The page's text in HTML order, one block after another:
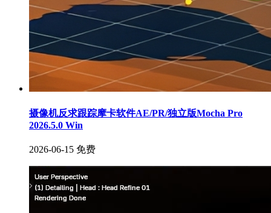
摄像机反求跟踪摩卡软件AE/PR/独立版Mocha Pro
2026.5.0 Win
2026-06-15 免费